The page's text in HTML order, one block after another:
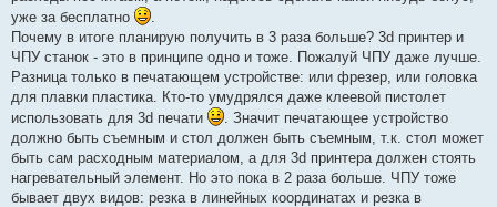
уже за бесплатно
Почему в итоге планирую получить в 3 раза больше? 3d принтер и
ЧПУ станок - это в принципе одно и тоже. Пожалуй ЧПУ даже лучше.
Разница только в печатающем устройстве: или фрезер, или головка
для плавки пластика. Кто-то умудрялся даже клеевой пистолет
использовать для 3d печати
. Значит печатающее устройство
должно быть съемным и стол должен быть съемным, т.к. стол может
быть сам расходным материалом, а для 3d принтера должен стоять
нагревательный элемент. Но это пока в 2 раза больше. ЧПУ тоже
бывает двух видов: резка в линейных координатах и резка в